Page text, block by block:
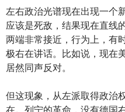
左右政治光谱现在出现一个
应该是死敌，结果现在直线
两端非常接近，行为上，有
极右在讲话。比如说，现在
居然同声反对。
但这现象，从左派取得政治
在。列宁的革命，没有德国